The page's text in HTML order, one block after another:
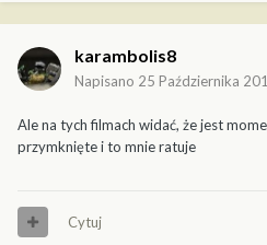
karambolis8
Napisano 25 Października
Ale na tych filmach widać, że jest
przymknięte i to mnie ratuje
Cytuj